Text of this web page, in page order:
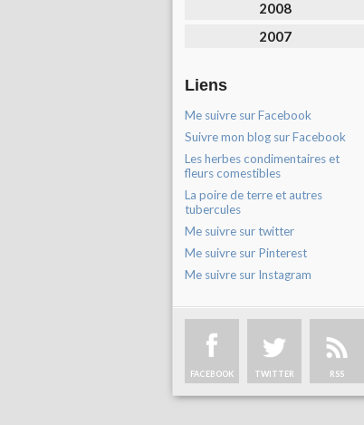
2008
2007
Liens
Me suivre sur Facebook
Suivre mon blog sur Facebook
Les herbes condimentaires et
fleurs comestibles
La poire de terre et autres
tubercules
Me suivre sur twitter
Me suivre sur Pinterest
Me suivre sur Instagram
FACEBOOK TWITTER RSS